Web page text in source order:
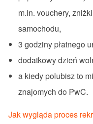
m.in. vouchery,
samochodu,
3 godziny płatnego
dodatkowy dzień
a kiedy polubisz to
znajomych do PwC.
Jak wygląda proces